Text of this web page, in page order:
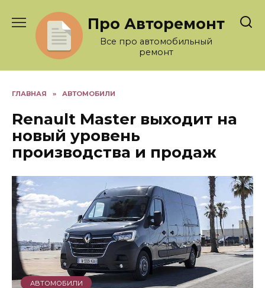
содержанию
Про Авторемонт
Все про автомобильный
ремонт
ГЛАВНАЯ » АВТОМОБИЛИ
Renault Master выходит на
новый уровень
производства и продаж
АВТОМОБИЛИ